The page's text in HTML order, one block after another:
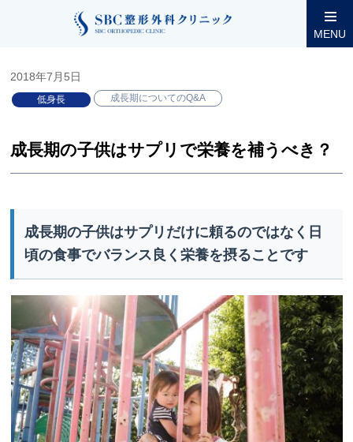
MENU
整形外科コラム 小児低身長 成長期についてのQ&A 成長
2018年7月5日
低身長 成長期についてのQ&A
成長期の子供はサプリで栄養を補うべき？
成長期の子供はサプリだけに頼るのではなく日
頃の食事でバランス良く栄養を摂ることです